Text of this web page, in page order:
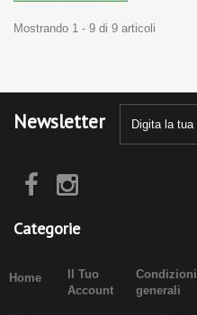
Mostrando 1 - 9 di 9 articoli
Newsletter
Categorie
Home
Il Tuo
Account
Condizioni
generali